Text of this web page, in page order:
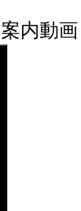
内動画